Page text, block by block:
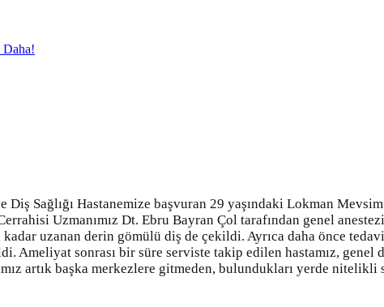
Daha!
Diş Sağlığı Hastanemize başvuran 29 yaşındaki Lokman
Uzmanımız Dt. Ebru Bayran Çol tarafından genel
kadar uzanan derin gömülü diş de çekildi. Ayrıca daha önce
Ameliyat sonrası bir süre serviste takip edilen hastamız,
artık başka merkezlere gitmeden, bulundukları yerde